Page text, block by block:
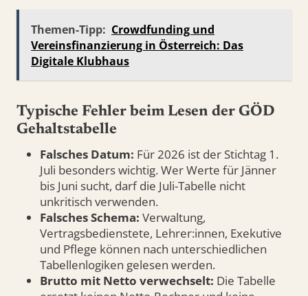
Themen-Tipp: Crowdfunding und
Vereinsfinanzierung in Österreich: Das
Digitale Klubhaus
Typische Fehler beim Lesen der GÖD
Gehaltstabelle
Falsches Datum: Für 2026 ist der Stichtag 1.
Juli besonders wichtig. Wer Werte für Jänner
bis Juni sucht, darf die Juli-Tabelle nicht
unkritisch verwenden.
Falsches Schema: Verwaltung,
Vertragsbedienstete, Lehrer:innen, Exekutive
und Pflege können nach unterschiedlichen
Tabellenlogiken gelesen werden.
Brutto mit Netto verwechselt: Die Tabelle